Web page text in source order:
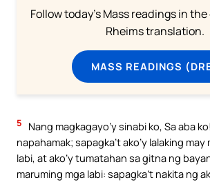
Follow today's Mass readings in
Rheims translation.
MASS READINGS
5
Nang magkagayo’y sinabi ko, Sa aba
napahamak; sapagka’t ako’y lalaking
labi, at ako’y tumatahan sa gitna ng
maruming mga labi: sapagka’t nakita ng